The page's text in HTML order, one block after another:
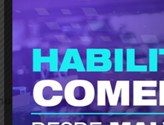
| (*)